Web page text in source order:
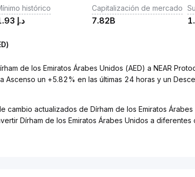
histórico
د.إ
Capitalización de mercado
7.82B
de los Emiratos Árabes Unidos (AED) a NEAR
un +5.82% en las últimas 24 horas y un
cambio actualizados de Dírham de los Emiratos Árabes
Dírham de los Emiratos Árabes Unidos a